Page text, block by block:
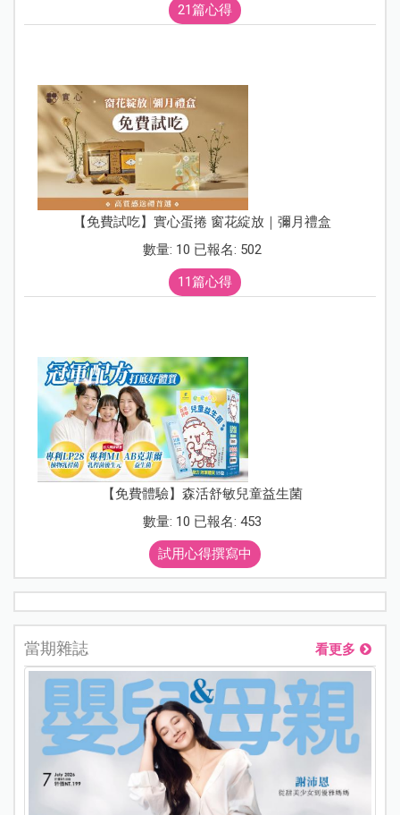
21篇心得
【免費試吃】實心蛋捲 窗花綻放｜彌月禮盒
數量: 10 已報名: 502
11篇心得
【免費體驗】森活舒敏兒童益生菌
數量: 10 已報名: 453
試用心得撰寫中
當期雜誌 看更多